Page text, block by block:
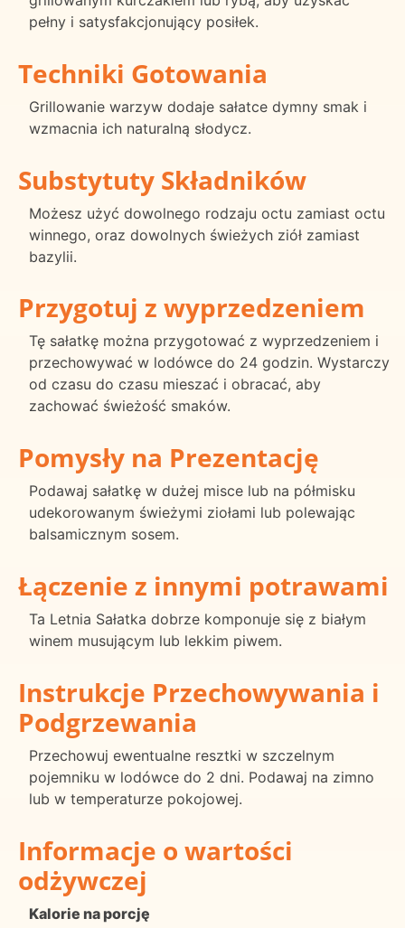
pełny i satysfakcjonujący posiłek.
Techniki Gotowania
Grillowanie warzyw dodaje sałatce dymny smak i
wzmacnia ich naturalną słodycz.
Substytuty Składników
Możesz użyć dowolnego rodzaju octu zamiast octu
winnego, oraz dowolnych świeżych ziół zamiast
bazylii.
Przygotuj z wyprzedzeniem
Tę sałatkę można przygotować z wyprzedzeniem i
przechowywać w lodówce do 24 godzin. Wystarczy
od czasu do czasu mieszać i obracać, aby
zachować świeżość smaków.
Pomysły na Prezentację
Podawaj sałatkę w dużej misce lub na półmisku
udekorowanym świeżymi ziołami lub polewając
balsamicznym sosem.
Łączenie z innymi potrawami
Ta Letnia Sałatka dobrze komponuje się z białym
winem musującym lub lekkim piwem.
Instrukcje Przechowywania i
Podgrzewania
Przechowuj ewentualne resztki w szczelnym
pojemniku w lodówce do 2 dni. Podawaj na zimno
lub w temperaturze pokojowej.
Informacje o wartości
odżywczej
Kalorie na porcję